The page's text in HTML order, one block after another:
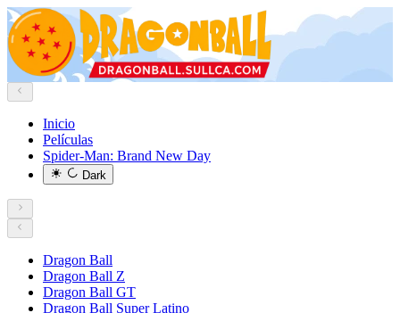
Inicio
Películas
Spider-Man: Brand New Day
Dark
Dragon Ball
Dragon Ball Z
Dragon Ball GT
Dragon Ball Super Latino